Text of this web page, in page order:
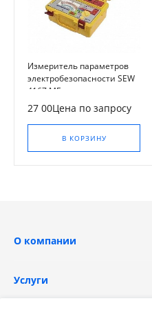
Измеритель параметров
электробезопасности SEW
4167 MF
27 00Цена по запросу
В КОРЗИНУ
О компании
Услуги